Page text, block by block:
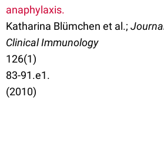
anaphylaxis.
Katharina Blümchen et al.;
Clinical Immunology
126(1)
83-91.e1.
(2010)